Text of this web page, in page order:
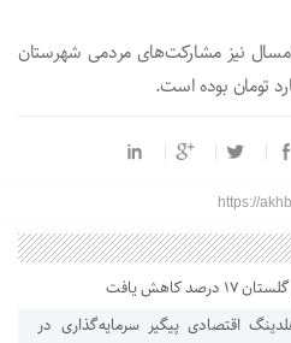
نیز مشارکت‌های مردمی شهرستان
تومان بوده است.
https://
یافت
بابک زنجانی با ۱۱ هلدینگ اقتصادی پیگیر سرمایه‌گذاری در